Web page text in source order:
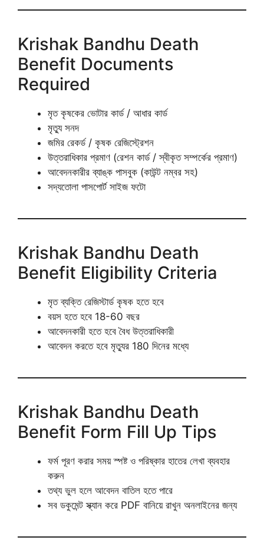
Krishak Bandhu Death
Benefit Documents
Required
মৃত কৃষকের ভোটার কার্ড / আধার কার্ড
মৃত্যু সনদ
জমির রেকর্ড / কৃষক রেজিস্ট্রেশন
উত্তরাধিকার প্রমাণ (রেশন কার্ড / স্বীকৃত সম্পর্কের প্রমাণ)
আবেদনকারীর ব্যাঙ্ক পাসবুক (কাউন্ট নম্বর সহ)
সদ্যতোলা পাসপোর্ট সাইজ ফটো
Krishak Bandhu Death
Benefit Eligibility Criteria
মৃত ব্যক্তি রেজিস্টার্ড কৃষক হতে হবে
বয়স হতে হবে 18-60 বছর
আবেদনকারী হতে হবে বৈধ উত্তরাধিকারী
আবেদন করতে হবে মৃত্যুর 180 দিনের মধ্যে
Krishak Bandhu Death
Benefit Form Fill Up Tips
ফর্ম পূরণ করার সময় স্পষ্ট ও পরিষ্কার হাতের লেখা ব্যবহার
করুন
তথ্য ভুল হলে আবেদন বাতিল হতে পারে
সব ডকুমেন্ট স্ক্যান করে PDF বানিয়ে রাখুন অনলাইনের জন্য